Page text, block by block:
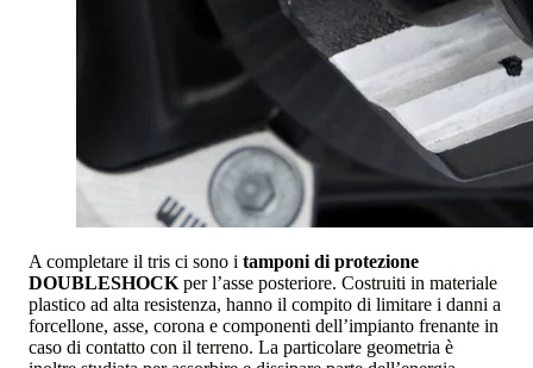
A completare il tris ci sono i tamponi di protezione
DOUBLESHOCK per l’asse posteriore. Costruiti in materiale
plastico ad alta resistenza, hanno il compito di limitare i danni a
forcellone, asse, corona e componenti dell’impianto frenante in
caso di contatto con il terreno. La particolare geometria è